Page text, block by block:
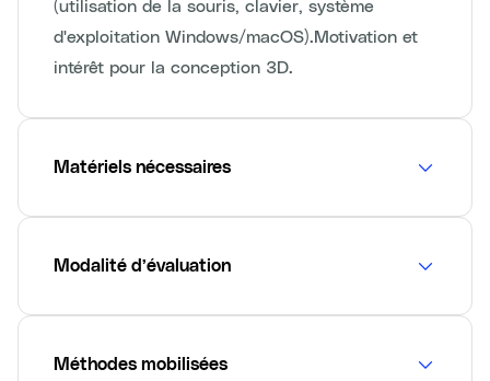
(utilisation de la souris, clavier, système
d'exploitation Windows/macOS).Motivation et
intérêt pour la conception 3D.
Matériels nécessaires
Modalité d’évaluation
Méthodes mobilisées